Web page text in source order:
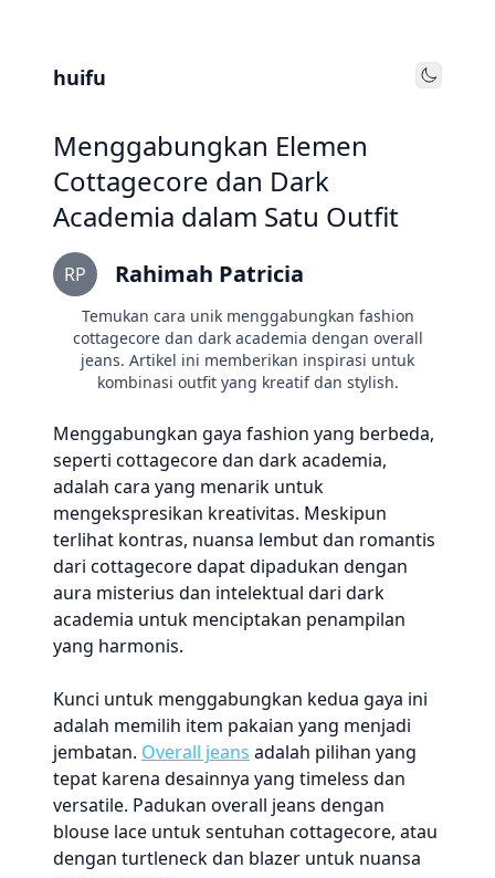
huifu Toggle
Menggabungkan Elemen
Cottagecore dan Dark
Academia dalam Satu Outfit
RP Rahimah Patricia
Temukan cara unik menggabungkan fashion
cottagecore dan dark academia dengan overall
jeans. Artikel ini memberikan inspirasi untuk
kombinasi outfit yang kreatif dan stylish.
Menggabungkan gaya fashion yang berbeda,
seperti cottagecore dan dark academia,
adalah cara yang menarik untuk
mengekspresikan kreativitas. Meskipun
terlihat kontras, nuansa lembut dan romantis
dari cottagecore dapat dipadukan dengan
aura misterius dan intelektual dari dark
academia untuk menciptakan penampilan
yang harmonis.
Kunci untuk menggabungkan kedua gaya ini
adalah memilih item pakaian yang menjadi
jembatan. Overall jeans adalah pilihan yang
tepat karena desainnya yang timeless dan
versatile. Padukan overall jeans dengan
blouse lace untuk sentuhan cottagecore, atau
dengan turtleneck dan blazer untuk nuansa